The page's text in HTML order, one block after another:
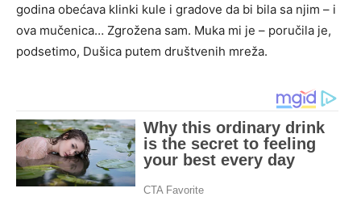
godina obećava klinki kule i gradove da bi bila sa njim – i
ova mučenica… Zgrožena sam. Muka mi je – poručila je,
podsetimo, Dušica putem društvenih mreža.